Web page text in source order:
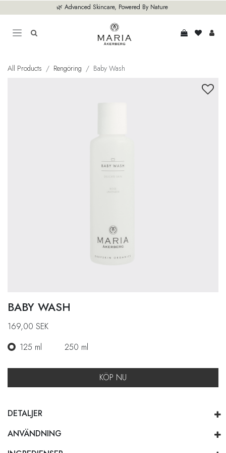
🌿 Advanced Skincare, Powered By Nature
All Products Rengöring Baby Wash
BABY WASH
169,00 SEK
125 ml
250 ml
KÖP NU
DETALJER
ANVÄNDNING